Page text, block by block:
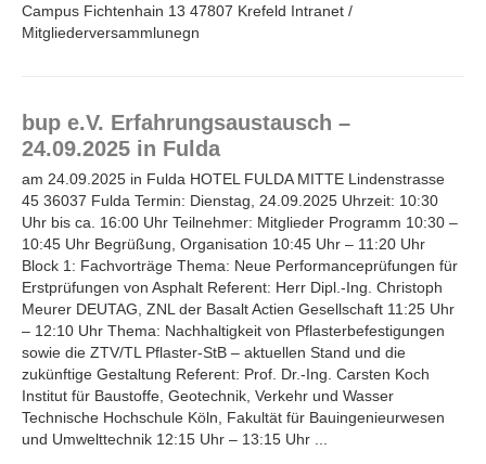
Campus Fichtenhain 13 47807 Krefeld Intranet /
Mitgliederversammlunegn
bup e.V. Erfahrungsaustausch –
24.09.2025 in Fulda
am 24.09.2025 in Fulda HOTEL FULDA MITTE Lindenstrasse
45 36037 Fulda Termin: Dienstag, 24.09.2025 Uhrzeit: 10:30
Uhr bis ca. 16:00 Uhr Teilnehmer: Mitglieder Programm 10:30 –
10:45 Uhr Begrüßung, Organisation 10:45 Uhr – 11:20 Uhr
Block 1: Fachvorträge Thema: Neue Performanceprüfungen für
Erstprüfungen von Asphalt Referent: Herr Dipl.-Ing. Christoph
Meurer DEUTAG, ZNL der Basalt Actien Gesellschaft 11:25 Uhr
– 12:10 Uhr Thema: Nachhaltigkeit von Pflasterbefestigungen
sowie die ZTV/TL Pflaster-StB – aktuellen Stand und die
zukünftige Gestaltung Referent: Prof. Dr.-Ing. Carsten Koch
Institut für Baustoffe, Geotechnik, Verkehr und Wasser
Technische Hochschule Köln, Fakultät für Bauingenieurwesen
und Umwelttechnik 12:15 Uhr – 13:15 Uhr ...